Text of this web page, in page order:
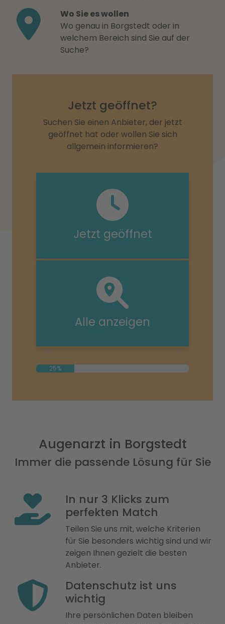
Wo Sie es wollen
Wo genau in Borgstedt oder in
welchem Bereich sind Sie auf der
Suche?
Jetzt geöffnet?
Suchen Sie einen Anbieter, der jetzt
geöffnet hat oder wollen Sie sich
allgemein informieren?
Jetzt geöffnet
Alle anzeigen
25%
Augenarzt in Borgstedt
Immer die passende Lösung für Sie
In nur 3 Klicks zum
perfekten Match
Teilen Sie uns mit, welche Kriterien
für Sie besonders wichtig sind und wir
zeigen Ihnen gezielt die besten
Anbieter.
Datenschutz ist uns
wichtig
Ihre persönlichen Daten bleiben